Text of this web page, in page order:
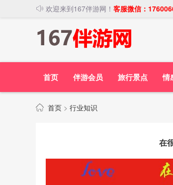
欢迎来到167伴游网！ 客服微信：
首页 伴游会员 旅行景点 情
首页 > 行业知识
在